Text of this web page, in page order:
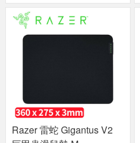
Razer 雷蛇 Gigantus V2